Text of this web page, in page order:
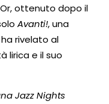
ottenuto dopo il
Avanti!, una
rivelato al
lirica e il suo
Jazz Nights